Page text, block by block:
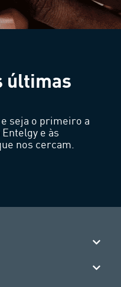
últimas
seja o primeiro a
e às
nos cercam.